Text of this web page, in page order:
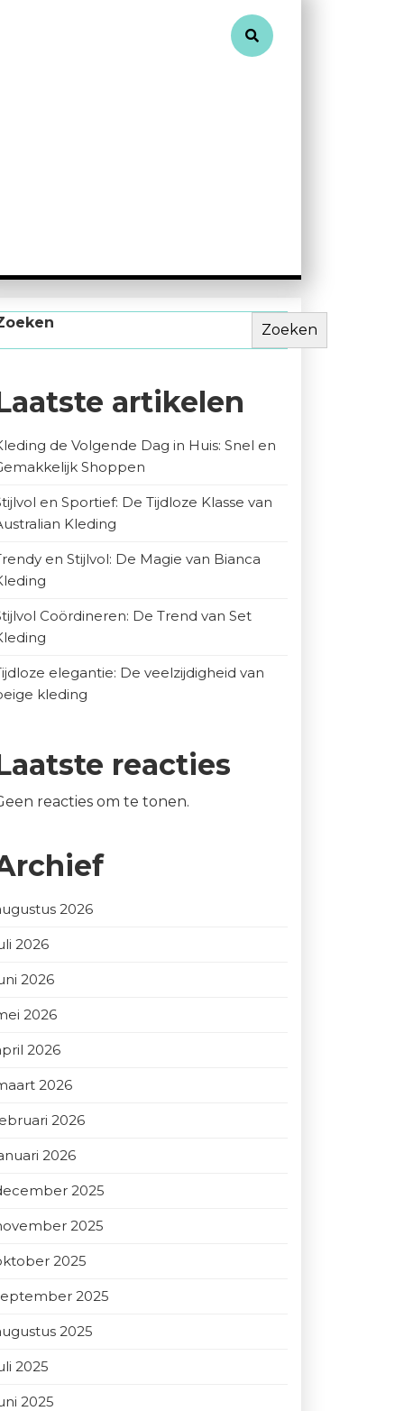
Zoeken
artikelen
de Volgende Dag in Huis: Snel en
Shoppen
en Sportief: De Tijdloze Klasse van
Kleding
en Stijlvol: De Magie van Bianca
Coördineren: De Trend van Set
elegantie: De veelzijdigheid van
kleding
reacties
reacties om te tonen.
2026
2026
2026
2026
2026
2026
2026
2026
2025
2025
2025
2025
2025
2025
2025